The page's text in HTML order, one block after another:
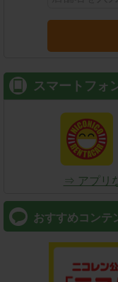
スマートフォ
⇒ アプリ
おすすめコンテ